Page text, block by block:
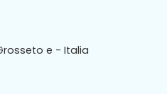
e - Italia